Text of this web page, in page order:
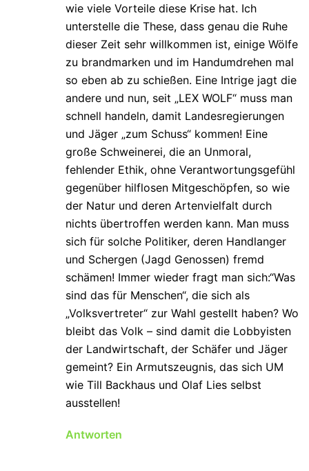
wie viele Vorteile diese Krise hat. Ich
unterstelle die These, dass genau die Ruhe
dieser Zeit sehr willkommen ist, einige Wölfe
zu brandmarken und im Handumdrehen mal
so eben ab zu schießen. Eine Intrige jagt die
andere und nun, seit „LEX WOLF“ muss man
schnell handeln, damit Landesregierungen
und Jäger „zum Schuss“ kommen! Eine
große Schweinerei, die an Unmoral,
fehlender Ethik, ohne Verantwortungsgefühl
gegenüber hilflosen Mitgeschöpfen, so wie
der Natur und deren Artenvielfalt durch
nichts übertroffen werden kann. Man muss
sich für solche Politiker, deren Handlanger
und Schergen (Jagd Genossen) fremd
schämen! Immer wieder fragt man sich:“Was
sind das für Menschen“, die sich als
„Volksvertreter“ zur Wahl gestellt haben? Wo
bleibt das Volk – sind damit die Lobbyisten
der Landwirtschaft, der Schäfer und Jäger
gemeint? Ein Armutszeugnis, das sich UM
wie Till Backhaus und Olaf Lies selbst
ausstellen!
Antworten